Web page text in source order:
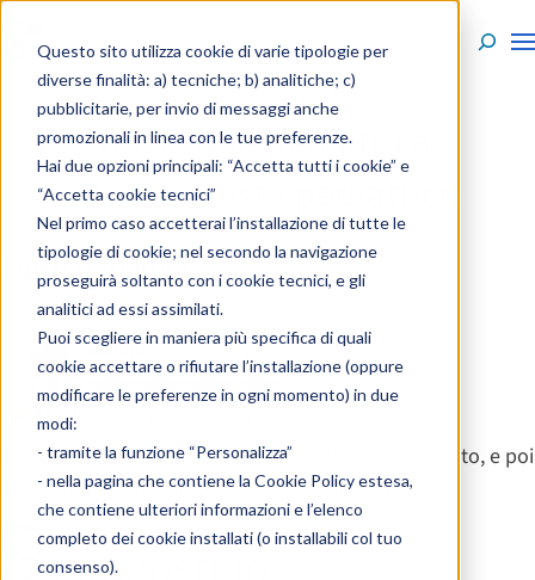
Questo sito utilizza cookie di varie tipologie per
diverse finalità: a) tecniche; b) analitiche; c)
pubblicitarie, per invio di messaggi anche
promozionali in linea con le tue preferenze.
Hai due opzioni principali: “Accetta tutti i cookie” e
“Accetta cookie tecnici”
Nel primo caso accetterai l’installazione di tutte le
tipologie di cookie; nel secondo la navigazione
proseguirà soltanto con i cookie tecnici, e gli
analitici ad essi assimilati.
Puoi scegliere in maniera più specifica di quali
cookie accettare o rifiutare l’installazione (oppure
modificare le preferenze in ogni momento) in due
modi:
- tramite la funzione “Personalizza”
- nella pagina che contiene la Cookie Policy estesa,
che contiene ulteriori informazioni e l’elenco
completo dei cookie installati (o installabili col tuo
consenso).
Nutrizione pediatrica |
Nutrizionista pediatrico
I nostri medici
Monica
Michilli
Consulenze pediatriche per la nutrizione del neonato, e poi
del bambino e dell’adolescente, fino ai 18 anni.